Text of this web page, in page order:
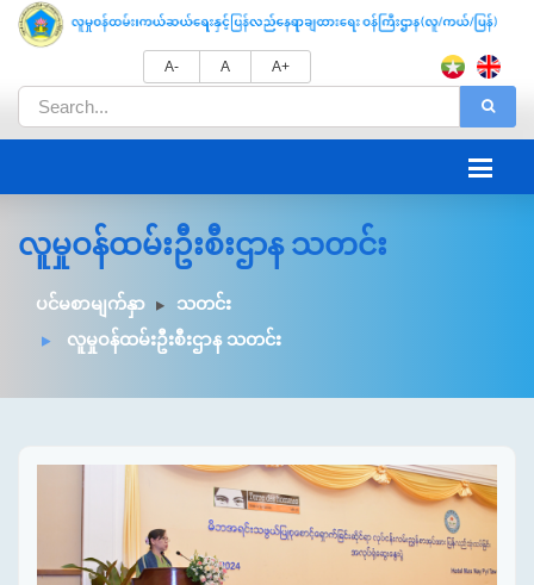
A- A A+
လူမှုဝန်ထမ်းဦးစီးဌာန သတင်း
ပင်မစာမျက်နှာ
သတင်း
လူမှုဝန်ထမ်းဦးစီးဌာန သတင်း